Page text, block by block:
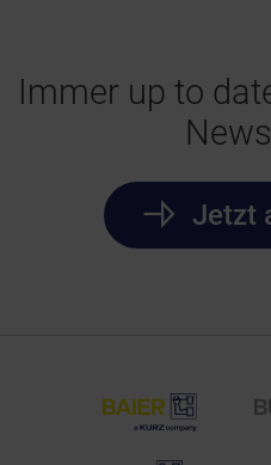
Immer up to
Jetzt